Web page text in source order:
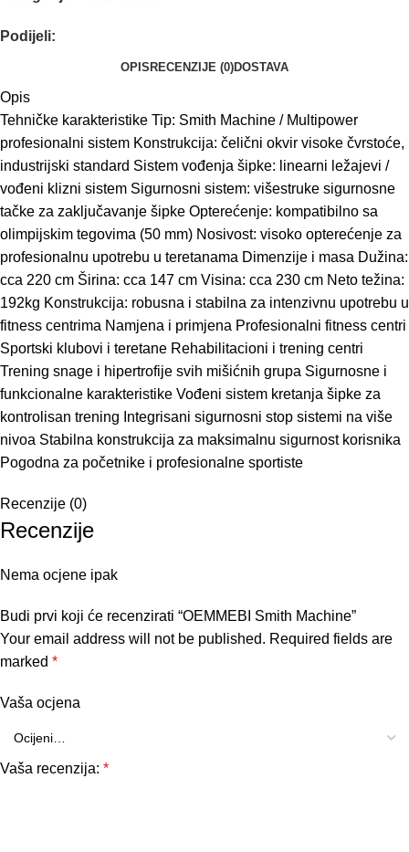
Podijeli:
OPIS RECENZIJE (0)DOSTAVA
Opis
Tehničke karakteristike Tip: Smith Machine / Multipower
profesionalni sistem Konstrukcija: čelični okvir visoke čvrstoće,
industrijski standard Sistem vođenja šipke: linearni ležajevi /
vođeni klizni sistem Sigurnosni sistem: višestruke sigurnosne
tačke za zaključavanje šipke Opterećenje: kompatibilno sa
olimpijskim tegovima (50 mm) Nosivost: visoko opterećenje za
profesionalnu upotrebu u teretanama Dimenzije i masa Dužina:
cca 220 cm Širina: cca 147 cm Visina: cca 230 cm Neto težina:
192kg Konstrukcija: robusna i stabilna za intenzivnu upotrebu u
fitness centrima Namjena i primjena Profesionalni fitness centri
Sportski klubovi i teretane Rehabilitacioni i trening centri
Trening snage i hipertrofije svih mišićnih grupa Sigurnosne i
funkcionalne karakteristike Vođeni sistem kretanja šipke za
kontrolisan trening Integrisani sigurnosni stop sistemi na više
nivoa Stabilna konstrukcija za maksimalnu sigurnost korisnika
Pogodna za početnike i profesionalne sportiste
Recenzije (0)
Recenzije
Nema ocjene ipak
Budi prvi koji će recenzirati “OEMMEBI Smith Machine”
Your email address will not be published. Required fields are
marked *
Vaša ocjena
Vaša recenzija: *